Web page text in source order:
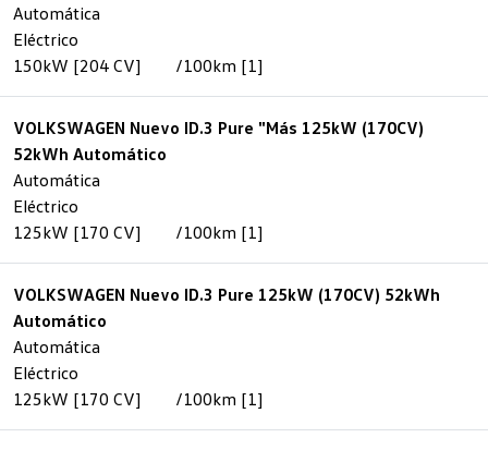
Automática
Eléctrico
150kW [204 CV]
/100km [1]
VOLKSWAGEN Nuevo ID.3 Pure "Más 125kW (170CV)
52kWh Automático
Automática
Eléctrico
125kW [170 CV]
/100km [1]
VOLKSWAGEN Nuevo ID.3 Pure 125kW (170CV) 52kWh
Automático
Automática
Eléctrico
125kW [170 CV]
/100km [1]